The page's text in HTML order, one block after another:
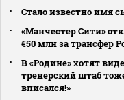
Стало известно имя
«Манчестер Сити»
€50 млн за трансфер
В «Родине» хотят
тренерский штаб
вписался!»